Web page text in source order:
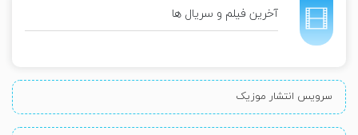
آخرین فیلم و سریال ها
سرویس انتشار موزیک